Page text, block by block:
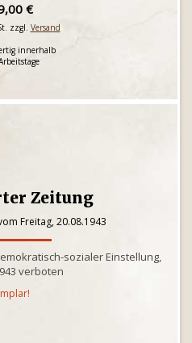
€
zzgl. Versand
innerhalb
Zeitung
Freitag, 20.08.1943
sozialer Einstellung,
verboten